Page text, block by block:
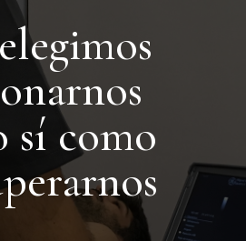
sí como